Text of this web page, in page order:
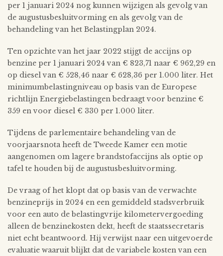
per 1 januari 2024 nog kunnen wijzigen als gevolg van
de augustusbesluitvorming en als gevolg van de
behandeling van het Belastingplan 2024.
Ten opzichte van het jaar 2022 stijgt de accijns op
benzine per 1 januari 2024 van € 823,71 naar € 962,29 en
op diesel van € 528,46 naar € 628,36 per 1.000 liter. Het
minimumbelastingniveau op basis van de Europese
richtlijn Energiebelastingen bedraagt voor benzine €
359 en voor diesel € 330 per 1.000 liter.
Tijdens de parlementaire behandeling van de
voorjaarsnota heeft de Tweede Kamer een motie
aangenomen om lagere brandstofaccijns als optie op
tafel te houden bij de augustusbesluitvorming.
De vraag of het klopt dat op basis van de verwachte
benzineprijs in 2024 en een gemiddeld stadsverbruik
voor een auto de belastingvrije kilometervergoeding
alleen de benzinekosten dekt, heeft de staatssecretaris
niet echt beantwoord. Hij verwijst naar een uitgevoerde
evaluatie waaruit blijkt dat de variabele kosten van een